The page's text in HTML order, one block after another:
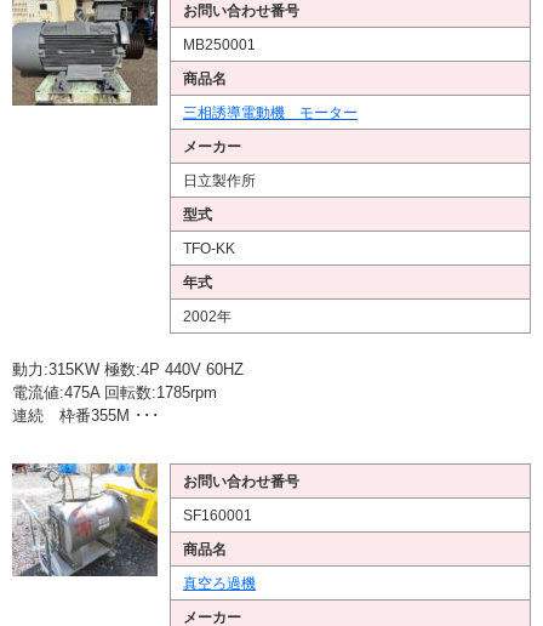
お問い合わせ番号
MB250001
商品名
三相誘導電動機 モーター
メーカー
日立製作所
型式
TFO-KK
年式
2002年
動力:315KW 極数:4P 440V 60HZ
電流値:475A 回転数:1785rpm
連続 枠番355M ･･･
お問い合わせ番号
SF160001
商品名
真空ろ過機
メーカー